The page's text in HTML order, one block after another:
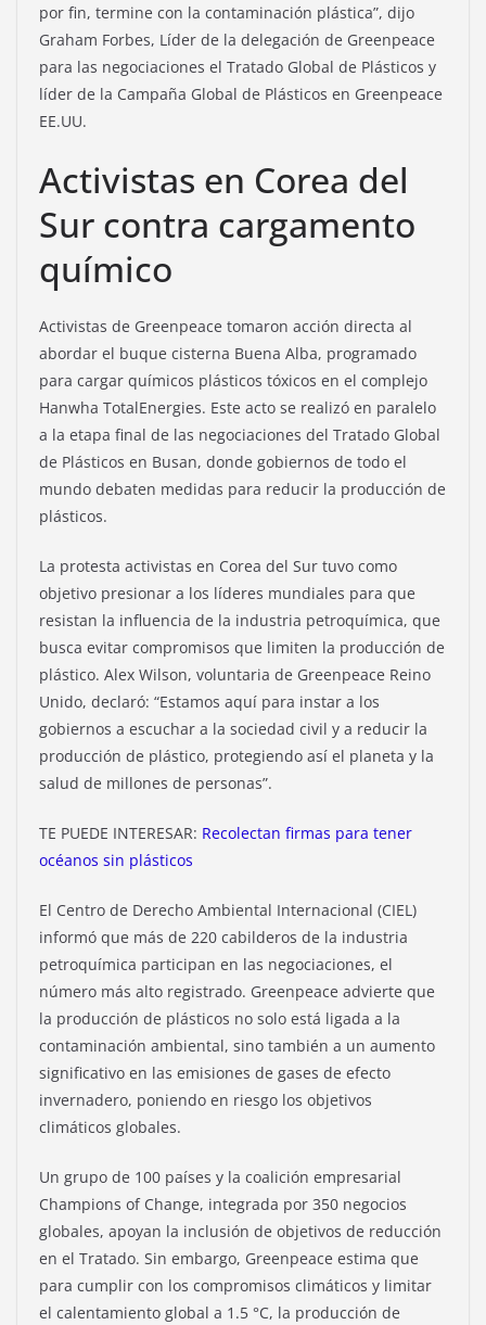
por fin, termine con la contaminación plástica”, dijo
Graham Forbes, Líder de la delegación de Greenpeace
para las negociaciones el Tratado Global de Plásticos y
líder de la Campaña Global de Plásticos en Greenpeace
EE.UU.
Activistas en Corea del
Sur contra cargamento
químico
Activistas de Greenpeace tomaron acción directa al
abordar el buque cisterna Buena Alba, programado
para cargar químicos plásticos tóxicos en el complejo
Hanwha TotalEnergies. Este acto se realizó en paralelo
a la etapa final de las negociaciones del Tratado Global
de Plásticos en Busan, donde gobiernos de todo el
mundo debaten medidas para reducir la producción de
plásticos.
La protesta activistas en Corea del Sur tuvo como
objetivo presionar a los líderes mundiales para que
resistan la influencia de la industria petroquímica, que
busca evitar compromisos que limiten la producción de
plástico. Alex Wilson, voluntaria de Greenpeace Reino
Unido, declaró: “Estamos aquí para instar a los
gobiernos a escuchar a la sociedad civil y a reducir la
producción de plástico, protegiendo así el planeta y la
salud de millones de personas”.
TE PUEDE INTERESAR: Recolectan firmas para tener
océanos sin plásticos
El Centro de Derecho Ambiental Internacional (CIEL)
informó que más de 220 cabilderos de la industria
petroquímica participan en las negociaciones, el
número más alto registrado. Greenpeace advierte que
la producción de plásticos no solo está ligada a la
contaminación ambiental, sino también a un aumento
significativo en las emisiones de gases de efecto
invernadero, poniendo en riesgo los objetivos
climáticos globales.
Un grupo de 100 países y la coalición empresarial
Champions of Change, integrada por 350 negocios
globales, apoyan la inclusión de objetivos de reducción
en el Tratado. Sin embargo, Greenpeace estima que
para cumplir con los compromisos climáticos y limitar
el calentamiento global a 1.5 °C, la producción de